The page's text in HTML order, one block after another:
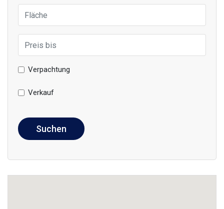
Verpachtung
Verkauf
Suchen